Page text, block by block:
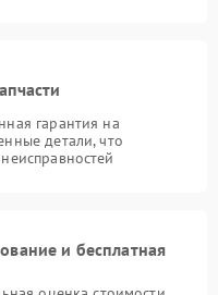
гарантия на
детали, что
и бесплатная